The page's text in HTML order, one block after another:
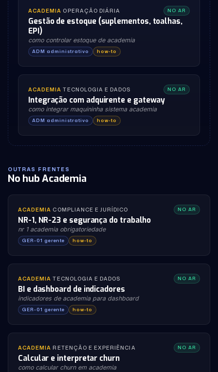
ACADEMIA OPERAÇÃO DIÁRIA NO AR
Gestão de estoque (suplementos, toalhas,
EPI)
como controlar estoque de academia
ADM administrativo how-to
ACADEMIA ·TECNOLOGIA E DADOS NO AR
Integração com adquirente e gateway
como integrar maquininha sistema academia
ADM administrativo how-to
OUTRAS FRENTES
No hub Academia
ACADEMIA COMPLIANCE E JURÍDICO NO AR
NR-1, NR-23 e segurança do trabalho
nr 1 academia obrigatoriedade
GER-01 gerente how-to
ACADEMIA ·TECNOLOGIA E DADOS NO AR
BI e dashboard de indicadores
indicadores de academia para dashboard
GER-01 gerente how-to
ACADEMIA ·RETENÇÃO E EXPERIÊNCIA NO AR
Calcular e interpretar churn
como calcular churn em academia